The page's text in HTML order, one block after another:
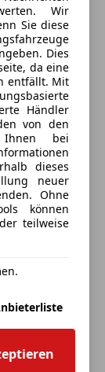
in nur einem
Wir
Sie diese
Dies
da eine
entfällt. Mit
Händler
von den
bei
dieses
neuer
Ohne
können
teilweise